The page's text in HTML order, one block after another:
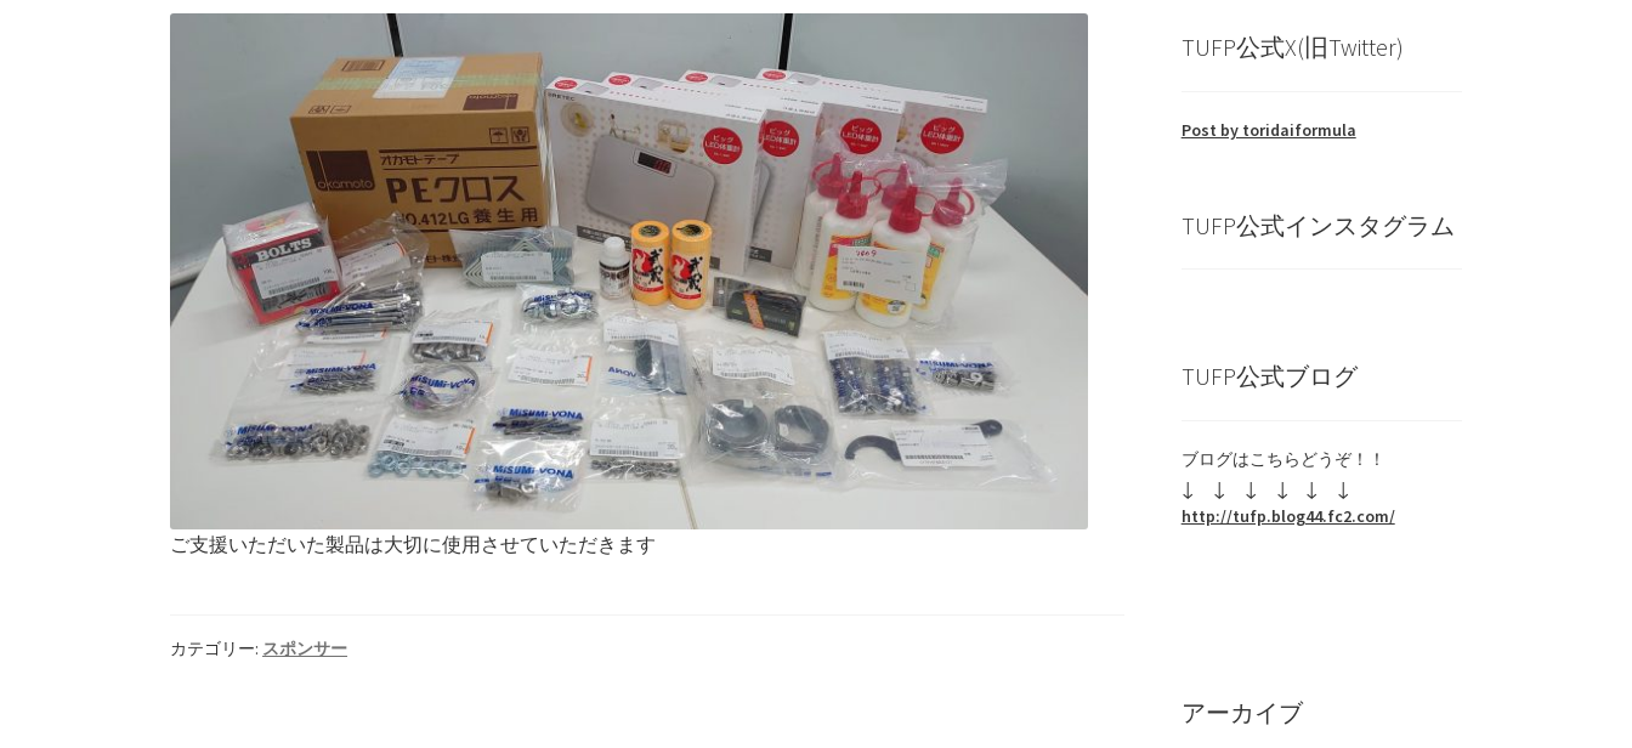
ご支援いただいた製品は大切に使用させていただきます
カテゴリー: スポンサー
TUFP公式X(旧Twitter)
Post by toridaiformula
TUFP公式インスタグラム
TUFP公式ブログ
ブログはこちらどうぞ！！
↓ ↓ ↓ ↓ ↓ ↓
http://tufp.blog44.fc2.com/
アーカイブ